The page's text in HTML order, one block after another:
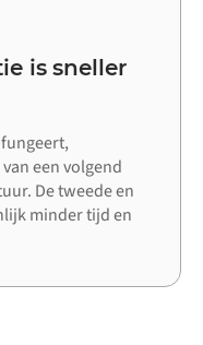
is sneller
een volgend
De tweede en
minder tijd en